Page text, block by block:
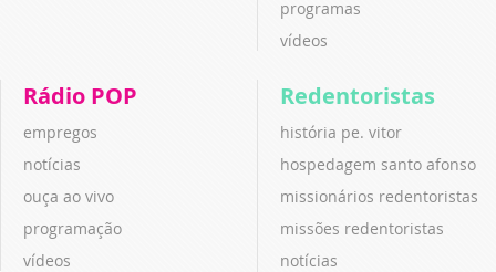
programas
vídeos
Rádio POP
empregos
notícias
ouça ao vivo
programação
vídeos
Redentoristas
história pe. vitor
hospedagem santo afonso
missionários redentoristas
missões redentoristas
notícias